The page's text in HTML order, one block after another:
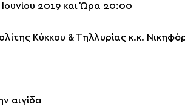
2019 και Ώρα 20:00
Κύκκου & Τηλλυρίας κ.κ.
αιγίδα